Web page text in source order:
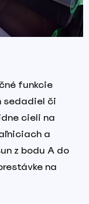
funkcie
sedadiel či
cieli na
a
z bodu A do
na